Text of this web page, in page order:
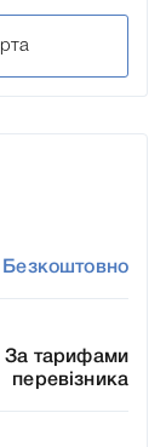
Безкоштовно
За тарифами
перевізника